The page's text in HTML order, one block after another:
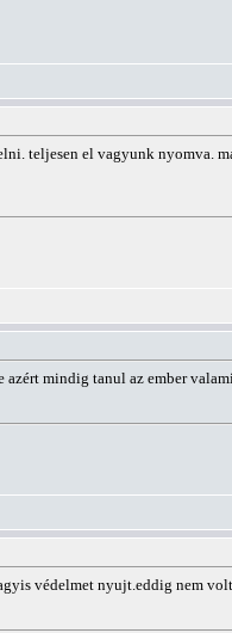
teljesen el vagyunk nyomva.
azért mindig tanul az ember
védelmet nyujt.eddig nem